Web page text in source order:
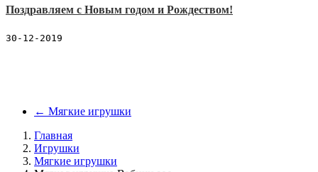
Поздравляем с Новым годом и Рождеством!
30-12-2019
← Мягкие игрушки
Главная
Игрушки
Мягкие игрушки